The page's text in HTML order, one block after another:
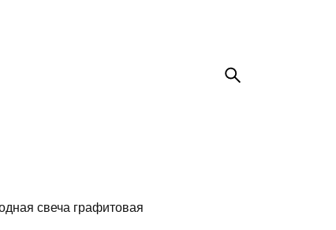
свеча графитовая